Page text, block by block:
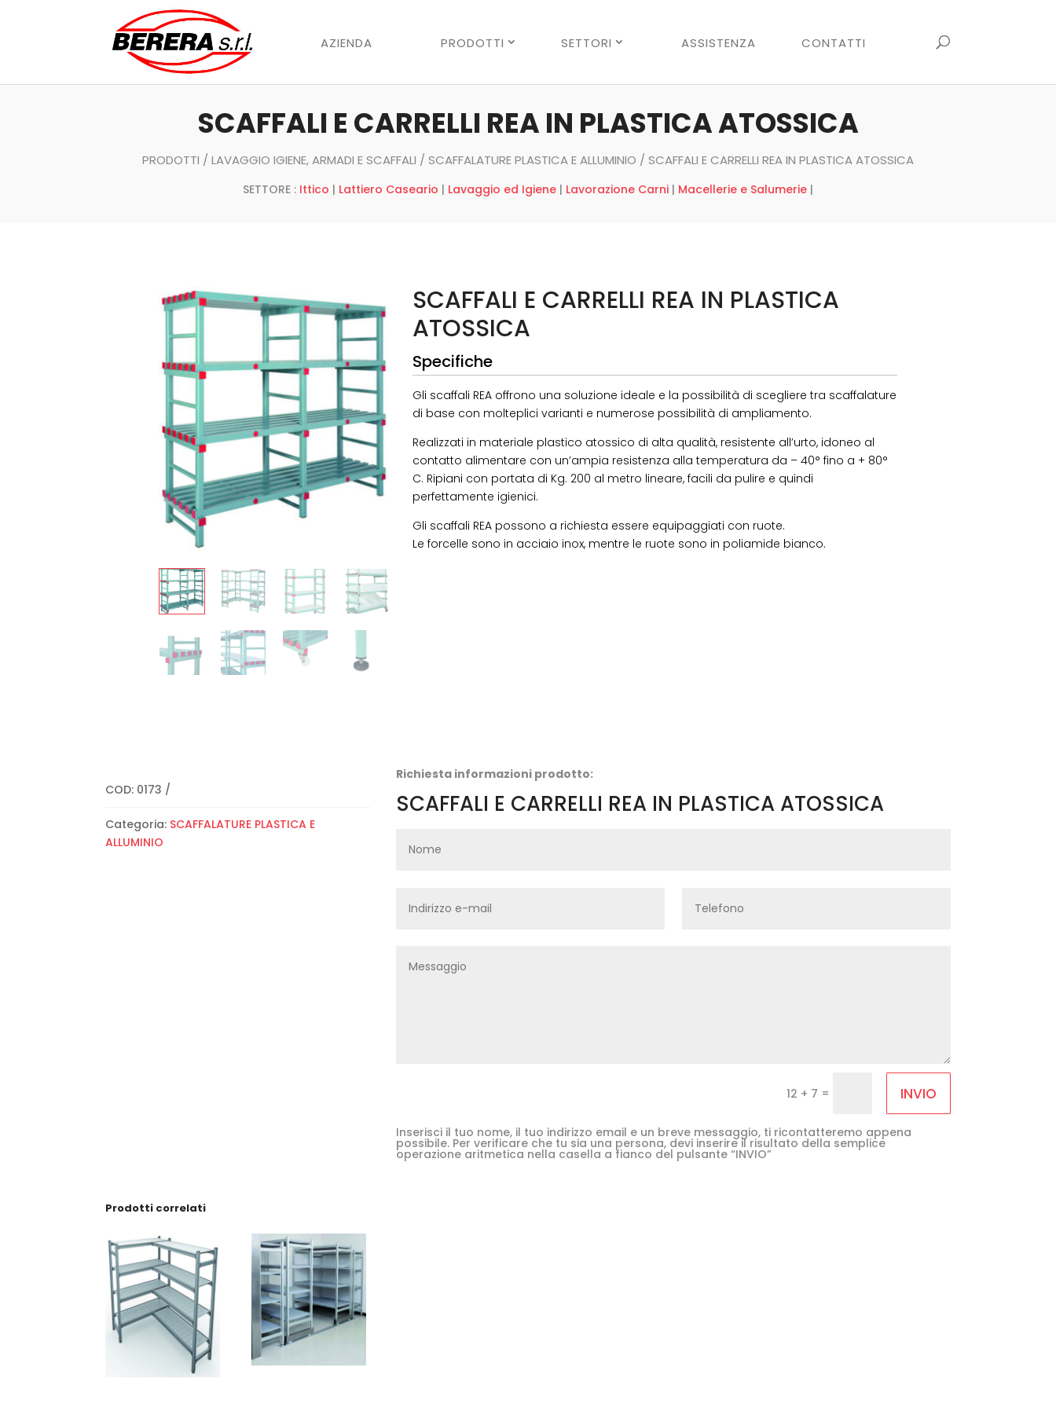
AZIENDA PRODOTTI SETTORI ASSISTENZA CONTATTI
SCAFFALI E CARRELLI REA IN PLASTICA ATOSSICA
PRODOTTI / LAVAGGIO IGIENE, ARMADI E SCAFFALI / SCAFFALATURE PLASTICA E ALLUMINIO / SCAFFALI E CARRELLI REA IN PLASTICA ATOSSICA
SETTORE : Ittico | Lattiero Caseario | Lavaggio ed Igiene | Lavorazione Carni | Macellerie e Salumerie |
SCAFFALI E CARRELLI REA IN PLASTICA
ATOSSICA
Specifiche
Gli scaffali REA offrono una soluzione ideale e la possibilità di scegliere tra scaffalature
di base con molteplici varianti e numerose possibilità di ampliamento.
Realizzati in materiale plastico atossico di alta qualità, resistente all’urto, idoneo al
contatto alimentare con un’ampia resistenza alla temperatura da – 40° fino a + 80°
C. Ripiani con portata di Kg. 200 al metro lineare, facili da pulire e quindi
perfettamente igienici.
Gli scaffali REA possono a richiesta essere equipaggiati con ruote.
Le forcelle sono in acciaio inox, mentre le ruote sono in poliamide bianco.
COD: 0173
Categoria: SCAFFALATURE PLASTICA E
ALLUMINIO
Richiesta informazioni prodotto:
SCAFFALI E CARRELLI REA IN PLASTICA ATOSSICA
12 + 7 = INVIO
Inserisci il tuo nome, il tuo indirizzo email e un breve messaggio, ti ricontatteremo appena
possibile. Per verificare che tu sia una persona, devi inserire il risultato della semplice
operazione aritmetica nella casella a fianco del pulsante “INVIO”
Prodotti correlati